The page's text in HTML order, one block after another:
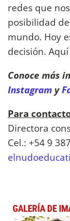
redes que
posibilidad
mundo. Hoy
decisión.
Conoce más
Instagram y
Para
Directora
Cel.: +54 9
GALERÍA DE